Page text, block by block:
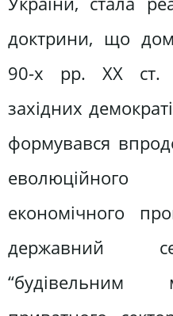
доктрини, що
90-х рр. ХХ ст.
західних
формувався
економічного
державний
“будівельним